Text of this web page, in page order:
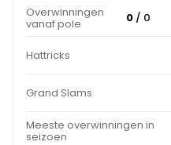
Overwinningen
vanaf pole 0 / 0
Hattricks
Grand Slams
Meeste overwinningen in
seizoen